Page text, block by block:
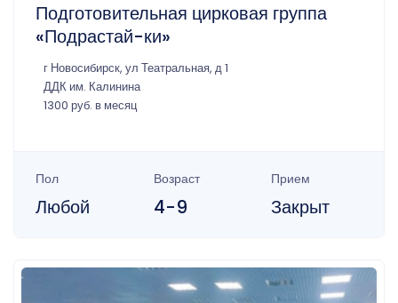
Подготовительная цирковая группа
«Подрастай-ки»
г Новосибирск, ул Театральная, д 1
ДДК им. Калинина
1300 руб. в месяц
Пол
Любой
Возраст
4-9
Прием
Закрыт